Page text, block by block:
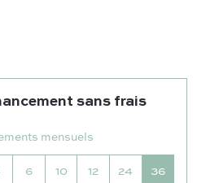
sans frais
mensuels
6 10 12 24 36